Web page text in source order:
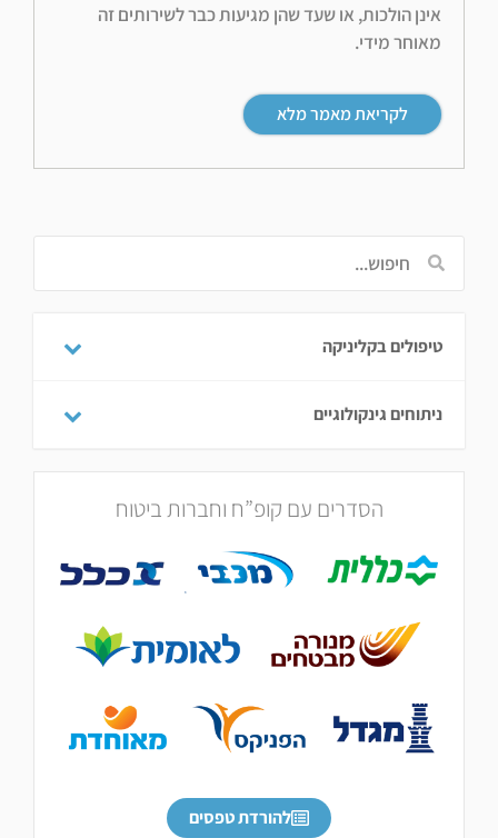
אינן הולכות, או שעד שהן מגיעות כבר לשירותים זה
מאוחר מידי.
לקריאת מאמר מלא
טיפולים בקליניקה
ניתוחים גינקולוגיים
הסדרים עם קופ”ח וחברות ביטוח
להורדת טפסים